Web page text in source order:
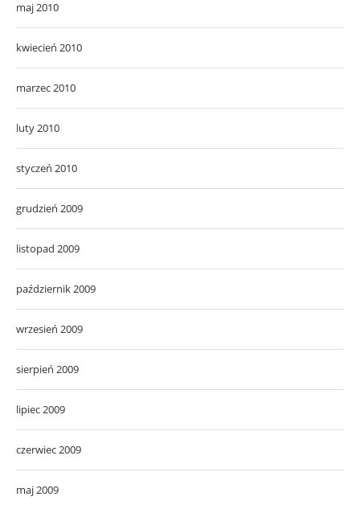
maj 2010
kwiecień 2010
marzec 2010
luty 2010
styczeń 2010
grudzień 2009
listopad 2009
październik 2009
wrzesień 2009
sierpień 2009
lipiec 2009
czerwiec 2009
maj 2009